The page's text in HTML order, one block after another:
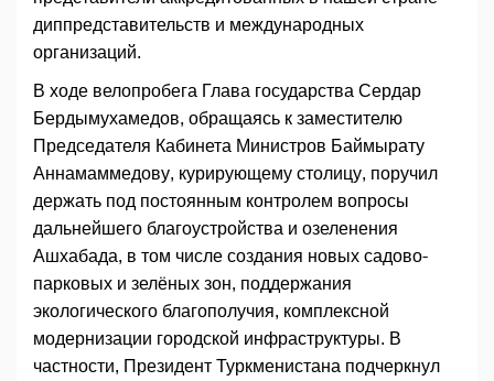
диппредставительств и международных
организаций.
В ходе велопробега Глава государства Сердар
Бердымухамедов, обращаясь к заместителю
Председателя Кабинета Министров Баймырату
Аннамаммедову, курирующему столицу, поручил
держать под постоянным контролем вопросы
дальнейшего благоустройства и озеленения
Ашхабада, в том числе создания новых садово-
парковых и зелёных зон, поддержания
экологического благополучия, комплексной
модернизации городской инфраструктуры. В
частности, Президент Туркменистана подчеркнул